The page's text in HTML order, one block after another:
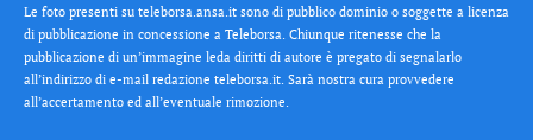
Le foto presenti su teleborsa.ansa.it sono di pubblico dominio o soggette a licenza
di pubblicazione in concessione a Teleborsa. Chiunque ritenesse che la
pubblicazione di un’immagine leda diritti di autore è pregato di segnalarlo
all’indirizzo di e-mail redazione teleborsa.it. Sarà nostra cura provvedere
all’accertamento ed all’eventuale rimozione.